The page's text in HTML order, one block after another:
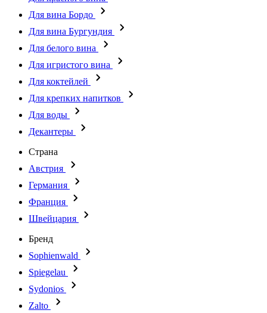
Для вина Бордо
Для вина Бургундия
Для белого вина
Для игристого вина
Для коктейлей
Для крепких напитков
Для воды
Декантеры
Страна
Австрия
Германия
Франция
Швейцария
Бренд
Sophienwald
Spiegelau
Sydonios
Zalto